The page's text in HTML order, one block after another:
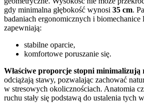
gdy minimalna głębokość wynosi 35 cm.
badaniach ergonomicznych i biomechanice
zapewniają:
stabilne oparcie,
komfortowe poruszanie się.
Właściwe proporcje stopni
odciążają stawy, pozwalając zachować
w stresowych okolicznościach. Anatomia
ruchu stały się podstawą do ustalenia tych